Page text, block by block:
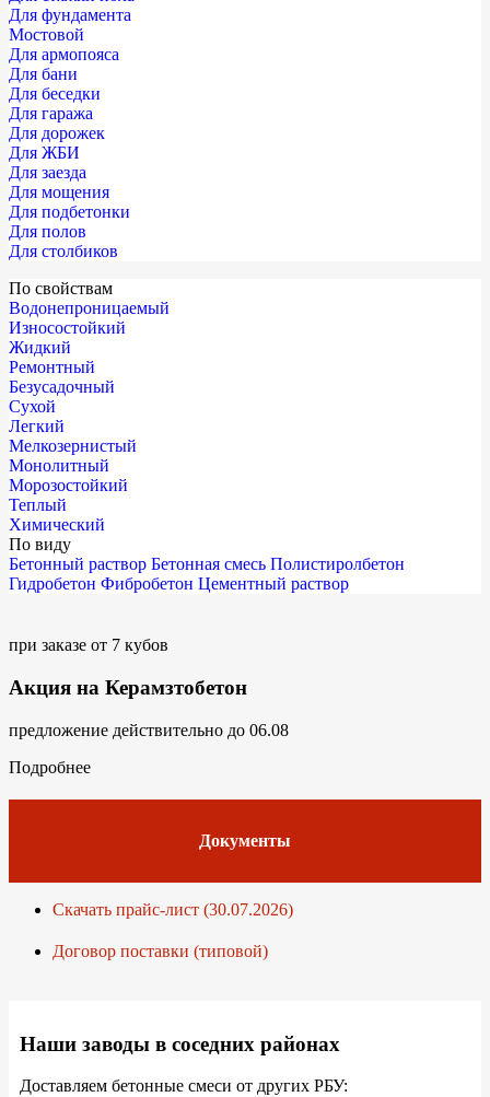
Для фундамента
Мостовой
Для армопояса
Для бани
Для беседки
Для гаража
Для дорожек
Для ЖБИ
Для заезда
Для мощения
Для подбетонки
Для полов
Для столбиков
По свойствам
Водонепроницаемый
Износостойкий
Жидкий
Ремонтный
Безусадочный
Сухой
Легкий
Мелкозернистый
Монолитный
Морозостойкий
Теплый
Химический
По виду
Бетонный раствор Бетонная смесь Полистиролбетон
Гидробетон Фибробетон Цементный раствор
при заказе от 7 кубов
Акция на Керамзтобетон
предложение действительно до 06.08
Подробнее
Документы
Скачать прайс-лист (30.07.2026)
Договор поставки (типовой)
Наши заводы в соседних районах
Доставляем бетонные смеси от других РБУ: